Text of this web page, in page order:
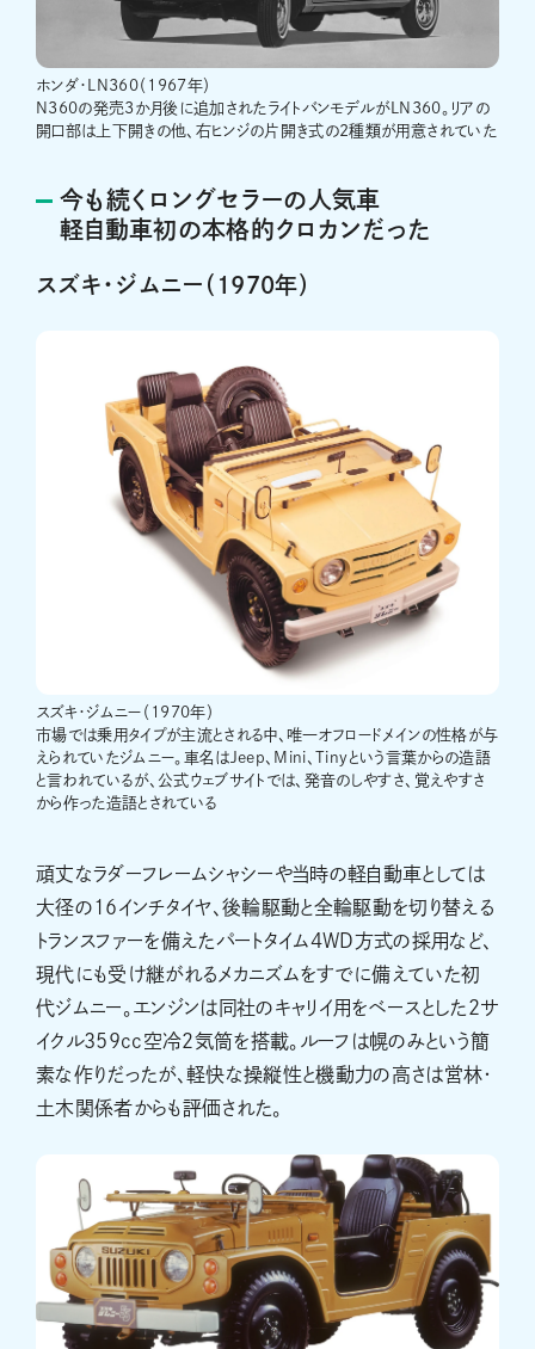
ホンダ・LN360（1967年）
N360の発売3か月後に追加されたライトバンモデルがLN360。リアの
開口部は上下開きの他、右ヒンジの片開き式の2種類が用意されていた
今も続くロングセラーの人気車
軽自動車初の本格的クロカンだった
スズキ・ジムニー（1970年）
スズキ・ジムニー（1970年）
市場では乗用タイプが主流とされる中、唯一オフロードメインの性格が与
えられていたジムニー。車名はJeep、Mini、Tinyという言葉からの造語
と言われているが、公式ウェブサイトでは、発音のしやすさ、覚えやすさ
から作った造語とされている
頑丈なラダーフレームシャシーや当時の軽自動車としては
大径の16インチタイヤ、後輪駆動と全輪駆動を切り替える
トランスファーを備えたパートタイム4WD方式の採用など、
現代にも受け継がれるメカニズムをすでに備えていた初
代ジムニー。エンジンは同社のキャリイ用をベースとした2サ
イクル359cc空冷２気筒を搭載。ルーフは幌のみという簡
素な作りだったが、軽快な操縦性と機動力の高さは営林・
土木関係者からも評価された。